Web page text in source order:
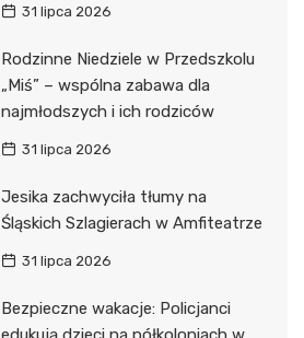
31 lipca 2026
Rodzinne Niedziele w Przedszkolu
„Miś” – wspólna zabawa dla
najmłodszych i ich rodziców
31 lipca 2026
Jesika zachwyciła tłumy na
Śląskich Szlagierach w Amfiteatrze
31 lipca 2026
Bezpieczne wakacje: Policjanci